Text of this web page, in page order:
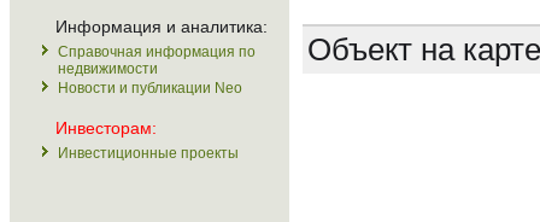
Информация и аналитика:
Справочная информация по
недвижимости
Новости и публикации Neo
Инвесторам:
Инвестиционные проекты
Объект на карте